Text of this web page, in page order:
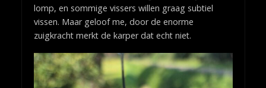
lomp, en sommige vissers willen graag subtiel
vissen. Maar geloof me, door de enorme
zuigkracht merkt de karper dat echt niet.